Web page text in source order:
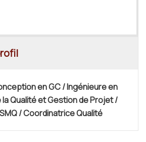
en GC / Ingénieure en
Qualité et Gestion de Projet /
/ Coordinatrice Qualité